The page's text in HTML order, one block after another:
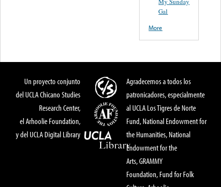
Gal
More
Un proyecto conjunto
del UCLA Chicano Studies
Research Center,
el Arhoolie Foundation,
y del UCLA Digital Library
Agradecemos a todos los
patronicadores, especialmente
al UCLA Los Tigres de Norte
Fund, National Endowment for
the Humanities, National
Endowment for the
Arts, GRAMMY
Foundation, Fund for Folk